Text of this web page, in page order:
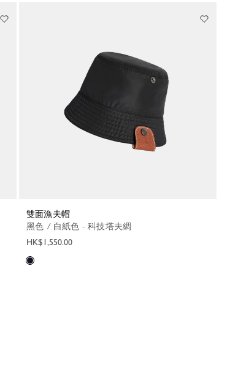
雙面漁夫帽
黑色 / 白紙色 - 科技塔夫綢
HK$1,550.00